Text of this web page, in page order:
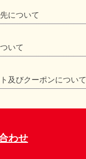
について
いて
及びクーポンについて
わせ